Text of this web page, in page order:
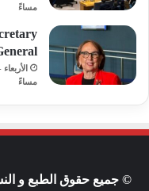
مساءً
مساءً
© جميع حقوق الطبع و